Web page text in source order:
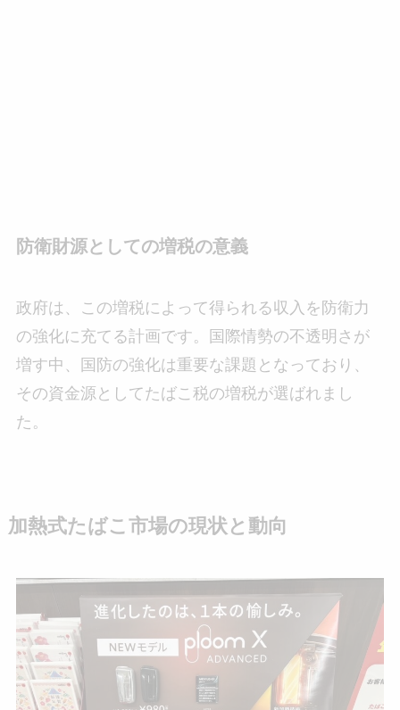
防衛財源としての増税の意義
政府は、この増税によって得られる収入を防衛力
の強化に充てる計画です。国際情勢の不透明さが
増す中、国防の強化は重要な課題となっており、
その資金源としてたばこ税の増税が選ばれまし
た。
加熱式たばこ市場の現状と動向